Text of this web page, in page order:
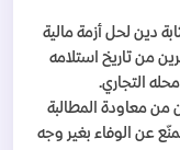
دين لحل أزمة مالية
من تاريخ استلامه
التجاري.
معاودة المطالبة
عن الوفاء بغير وجه